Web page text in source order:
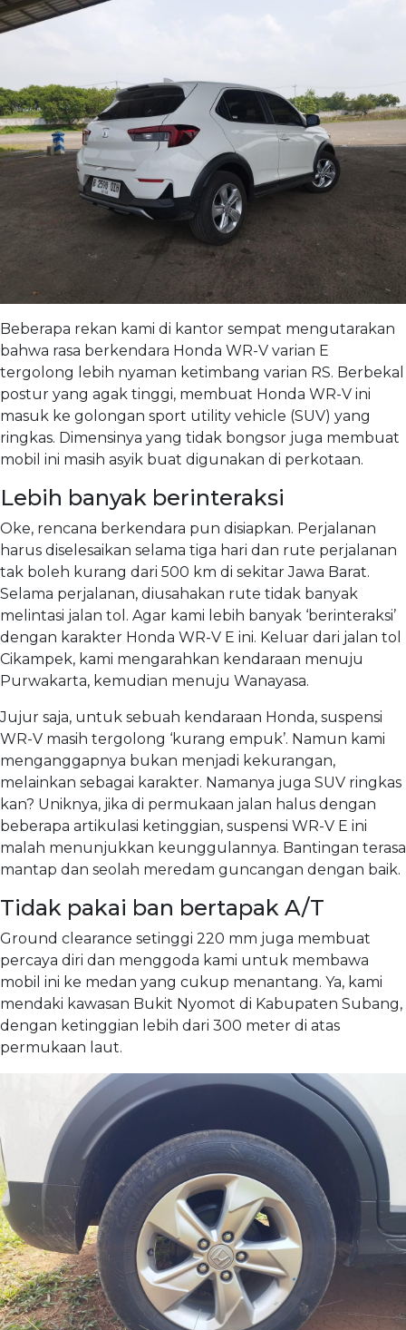
Beberapa rekan kami di kantor sempat mengutarakan
bahwa rasa berkendara Honda WR-V varian E
tergolong lebih nyaman ketimbang varian RS. Berbekal
postur yang agak tinggi, membuat Honda WR-V ini
masuk ke golongan sport utility vehicle (SUV) yang
ringkas. Dimensinya yang tidak bongsor juga membuat
mobil ini masih asyik buat digunakan di perkotaan.
Lebih banyak berinteraksi
Oke, rencana berkendara pun disiapkan. Perjalanan
harus diselesaikan selama tiga hari dan rute perjalanan
tak boleh kurang dari 500 km di sekitar Jawa Barat.
Selama perjalanan, diusahakan rute tidak banyak
melintasi jalan tol. Agar kami lebih banyak ‘berinteraksi’
dengan karakter Honda WR-V E ini. Keluar dari jalan tol
Cikampek, kami mengarahkan kendaraan menuju
Purwakarta, kemudian menuju Wanayasa.
Jujur saja, untuk sebuah kendaraan Honda, suspensi
WR-V masih tergolong ‘kurang empuk’. Namun kami
menganggapnya bukan menjadi kekurangan,
melainkan sebagai karakter. Namanya juga SUV ringkas
kan? Uniknya, jika di permukaan jalan halus dengan
beberapa artikulasi ketinggian, suspensi WR-V E ini
malah menunjukkan keunggulannya. Bantingan terasa
mantap dan seolah meredam guncangan dengan baik.
Tidak pakai ban bertapak A/T
Ground clearance setinggi 220 mm juga membuat
percaya diri dan menggoda kami untuk membawa
mobil ini ke medan yang cukup menantang. Ya, kami
mendaki kawasan Bukit Nyomot di Kabupaten Subang,
dengan ketinggian lebih dari 300 meter di atas
permukaan laut.